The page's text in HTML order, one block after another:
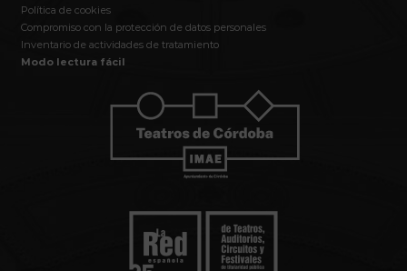
Política de cookies
Compromiso con la protección de datos personales
Inventario de actividades de tratamiento
Modo lectura fácil